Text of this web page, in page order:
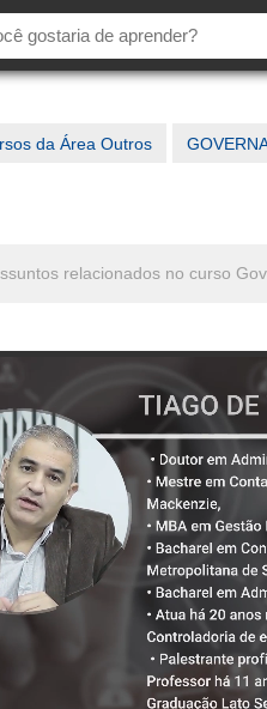
da Área Outros
relacionados no curso